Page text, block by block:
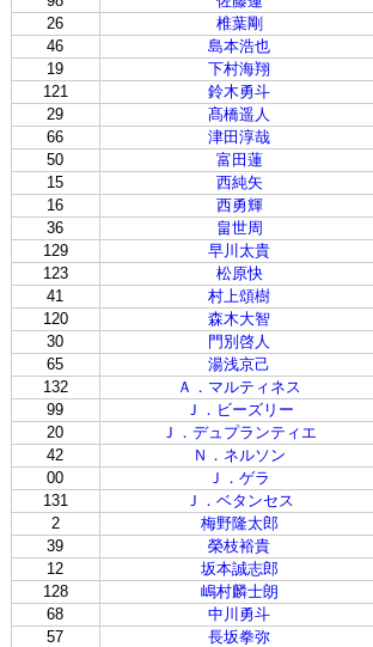
26
椎葉剛
46
島本浩也
19
下村海翔
121
鈴木勇斗
29
髙橋遥人
66
津田淳哉
50
富田蓮
15
西純矢
16
西勇輝
36
畠世周
129
早川太貴
123
松原快
41
村上頌樹
120
森木大智
30
門別啓人
65
湯浅京己
132
Ａ．マルティネス
99
Ｊ．ビーズリー
20
Ｊ．デュプランティエ
42
Ｎ．ネルソン
00
Ｊ．ゲラ
131
Ｊ．ベタンセス
2
梅野隆太郎
39
榮枝裕貴
12
坂本誠志郎
128
嶋村麟士朗
68
中川勇斗
57
長坂拳弥